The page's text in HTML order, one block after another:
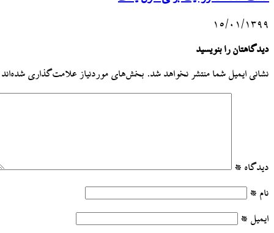
۱۵/۰۱/۱۳۹۹
دیدگاهتان را بنویسید
نشانی ایمیل شما منتشر نخواهد شد. بخش‌های موردنیاز علامت‌گذاری شده‌اند
دیدگاه *
نام *
ایمیل *